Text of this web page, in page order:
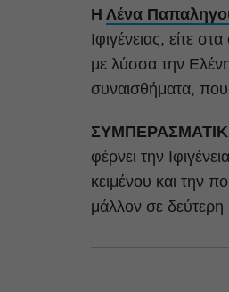
Η Λένα
Ιφιγένειας, είτε
με λύσσα την
συναισθήματα,
φέρνει την
κειμένου και την
μάλλον σε δεύτερη